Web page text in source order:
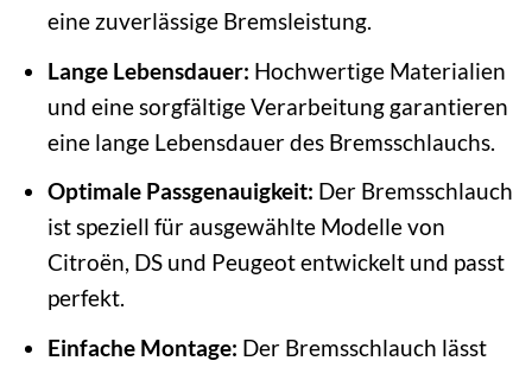
eine zuverlässige Bremsleistung.
Lange Lebensdauer: Hochwertige Materialien
und eine sorgfältige Verarbeitung garantieren
eine lange Lebensdauer des Bremsschlauchs.
Optimale Passgenauigkeit: Der Bremsschlauch
ist speziell für ausgewählte Modelle von
Citroën, DS und Peugeot entwickelt und passt
perfekt.
Einfache Montage: Der Bremsschlauch lässt